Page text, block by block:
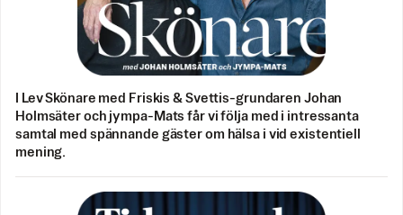
I Lev Skönare med Friskis & Svettis-grundaren Johan
Holmsäter och jympa-Mats får vi följa med i intressanta
samtal med spännande gäster om hälsa i vid existentiell
mening.